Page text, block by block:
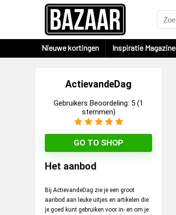
Nieuwe kortingen Inspiratie Magazine
ActievandeDag
Gebruikers Beoordeling: 5 (1
stemmen)
GO TO SHOP
Het aanbod
Bij ActievandeDag zie je een groot
aanbod aan leuke uitjes en artikelen die
je goed kunt gebruiken voor in- en om je